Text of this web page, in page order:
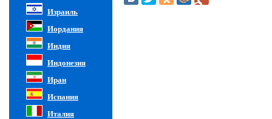
Израиль
Иордания
Индия
Индонезия
Иран
Испания
Италия